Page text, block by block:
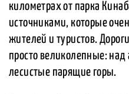
километрах от парка
источниками, которые
жителей и туристов.
просто великолепные:
лесистые парящие горы.